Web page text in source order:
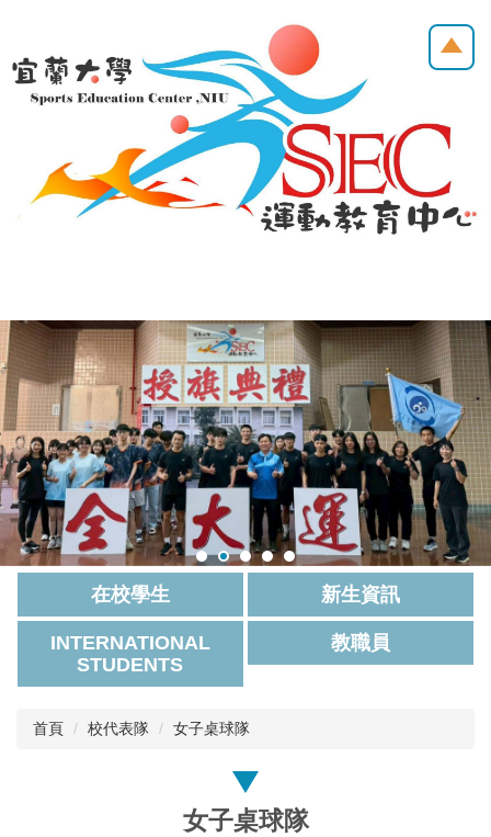
主
要
在校學生 新生資訊
INTERNATIONAL
STUDENTS
教職員
首頁 校代表隊 女子桌球隊
女子桌球隊